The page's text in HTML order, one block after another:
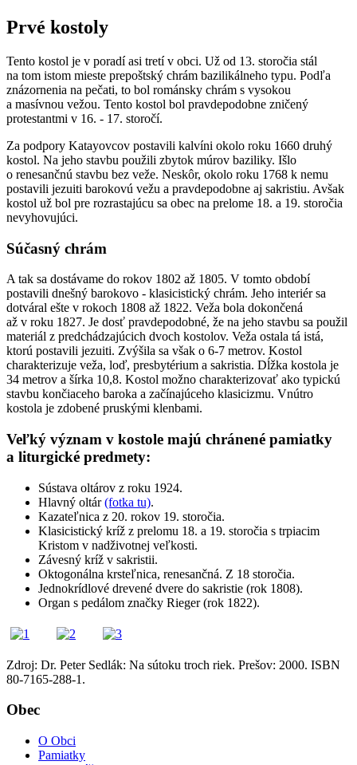
Prvé kostoly
Tento kostol je v poradí asi tretí v obci. Už od 13. storočia stál
na tom istom mieste prepoštský chrám bazilikálneho typu. Podľa
znázornenia na pečati, to bol románsky chrám s vysokou
a masívnou vežou. Tento kostol bol pravdepodobne zničený
protestantmi v 16. - 17. storočí.
Za podpory Katayovcov postavili kalvíni okolo roku 1660 druhý
kostol. Na jeho stavbu použili zbytok múrov baziliky. Išlo
o renesančnú stavbu bez veže. Neskôr, okolo roku 1768 k nemu
postavili jezuiti barokovú vežu a pravdepodobne aj sakristiu. Avšak
kostol už bol pre rozrastajúcu sa obec na prelome 18. a 19. storočia
nevyhovujúci.
Súčasný chrám
A tak sa dostávame do rokov 1802 až 1805. V tomto období
postavili dnešný barokovo - klasicistický chrám. Jeho interiér sa
dotváral ešte v rokoch 1808 až 1822. Veža bola dokončená
až v roku 1827. Je dosť pravdepodobné, že na jeho stavbu sa použil
materiál z predchádzajúcich dvoch kostolov. Veža ostala tá istá,
ktorú postavili jezuiti. Zvýšila sa však o 6-7 metrov. Kostol
charakterizuje veža, loď, presbytérium a sakristia. Dĺžka kostola je
34 metrov a šírka 10,8. Kostol možno charakterizovať ako typickú
stavbu končiaceho baroka a začínajúceho klasicizmu. Vnútro
kostola je zdobené pruskými klenbami.
Veľký význam v kostole majú chránené pamiatky
a liturgické predmety:
Sústava oltárov z roku 1924.
Hlavný oltár(fotka tu).
Kazateľnica z 20. rokov 19. storočia.
Klasicistický kríž z prelomu 18. a 19. storočia s trpiacim
Kristom v nadživotnej veľkosti.
Závesný kríž v sakristii.
Oktogonálna krsteľnica, renesančná. Z 18 storočia.
Jednokrídlové drevené dvere do sakristie (rok 1808).
Organ s pedálom značky Rieger (rok 1822).
Zdroj: Dr. Peter Sedlák: Na sútoku troch riek. Prešov: 2000. ISBN
80-7165-288-1.
Obec
O Obci
Pamiatky